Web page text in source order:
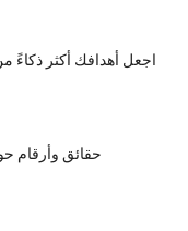
اجعل أهدافك أكثر ذكاءً
حقائق وأرقام